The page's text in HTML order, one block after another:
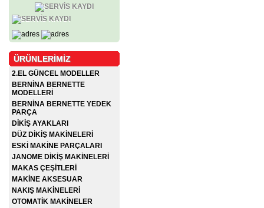
ÜRÜNLERİMİZ
2.EL GÜNCEL MODELLER
BERNİNA BERNETTE
MODELLERİ
BERNİNA BERNETTE YEDEK
PARÇA
DİKİŞ AYAKLARI
DÜZ DİKİŞ MAKİNELERİ
ESKİ MAKİNE PARÇALARI
JANOME DİKİŞ MAKİNELERİ
MAKAS ÇEŞİTLERİ
MAKİNE AKSESUAR
NAKIŞ MAKİNELERİ
OTOMATİK MAKİNELER